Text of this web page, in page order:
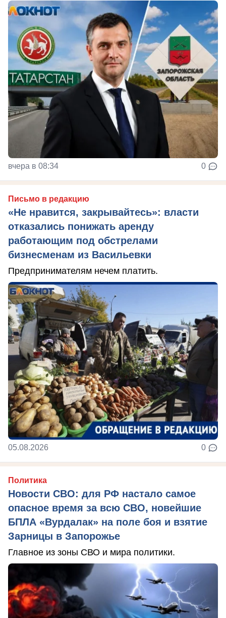
вчера в 08:34 0
Письмо в редакцию
«Не нравится, закрывайтесь»: власти
отказались понижать аренду
работающим под обстрелами
бизнесменам из Васильевки
Предпринимателям нечем платить.
05.08.2026 0
Политика
Новости СВО: для РФ настало самое
опасное время за всю СВО, новейшие
БПЛА «Вурдалак» на поле боя и взятие
Зарницы в Запорожье
Главное из зоны СВО и мира политики.